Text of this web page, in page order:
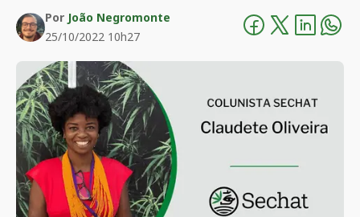
Por João Negromonte
25/10/2022 10h27